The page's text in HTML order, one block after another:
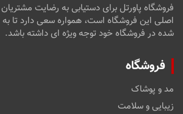
فروشگاه پاورتل برای دستیابی به رضایت
اصلی این فروشگاه است، همواره سعی دارد تا
شده در فروشگاه خود توجه ویژه ای داشته باشد.
فروشگاه
مد و پوشاک
زیبایی و سلامت